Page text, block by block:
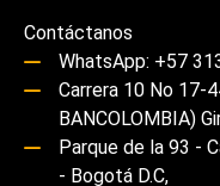
Contáctanos
WhatsApp: +57
Carrera 10 No 17-
BANCOLOMBIA)
Parque de la 93 -
- Bogotá D.C,